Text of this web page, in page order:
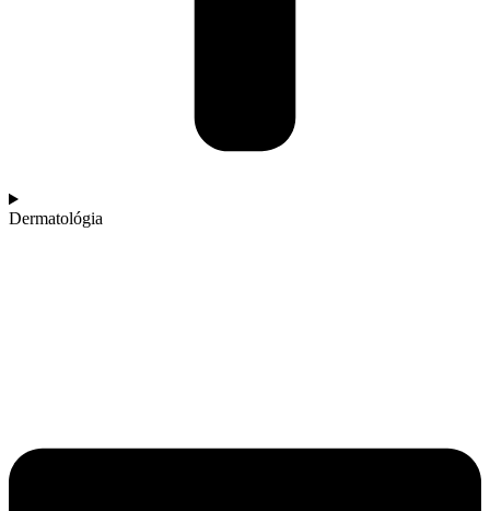
Dermatológia